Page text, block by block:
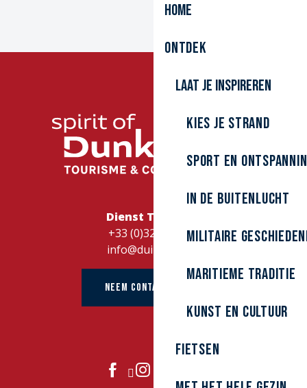
Home
Ontdek
Laat je inspireren
Kies je strand
Sport en
In de buitenlucht
Militaire
Maritieme traditie
kunst en cultuur
Fietsen
Dienst Toerisme
+33 (0)328262728
info@duinkerke.fr
NEEM CONTACT OP MET